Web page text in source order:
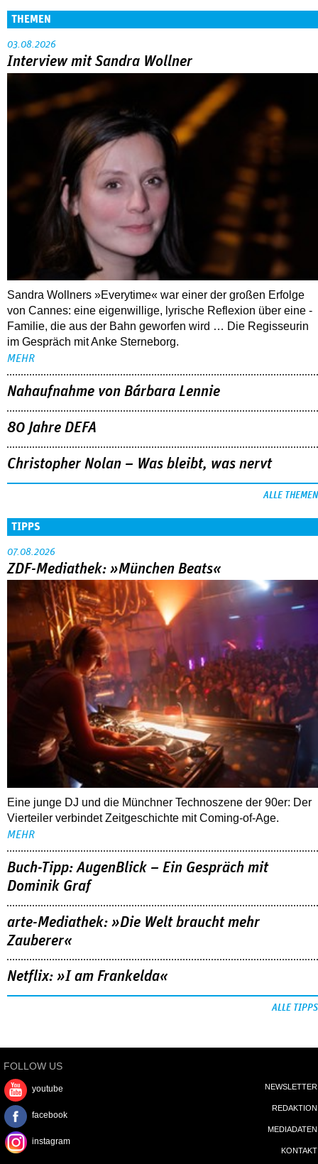
THEMEN
03.08.2026
Interview mit Sandra Wollner
Sandra Wollners »Everytime« war einer der großen Erfolge
von Cannes: eine eigenwillige, lyrische Reflexion über eine ­
Familie, die aus der Bahn geworfen wird … Die Regisseurin
im Gespräch mit Anke Sterneborg.
MEHR
Nahaufnahme von Bárbara Lennie
80 Jahre DEFA
Christopher Nolan – Was bleibt, was nervt
ALLE THEMEN
TIPPS
07.08.2026
ZDF-Mediathek: »München Beats«
Eine junge DJ und die Münchner Technoszene der 90er: Der
Vierteiler verbindet Zeitgeschichte mit Coming-of-Age.
MEHR
Buch-Tipp: AugenBlick – Ein Gespräch mit
Dominik Graf
arte-Mediathek: »Die Welt braucht mehr
Zauberer«
Netflix: »I am Frankelda«
ALLE TIPPS
FOLLOW US
youtube
facebook
instagram
NEWSLETTER
REDAKTION
MEDIADATEN
KONTAKT